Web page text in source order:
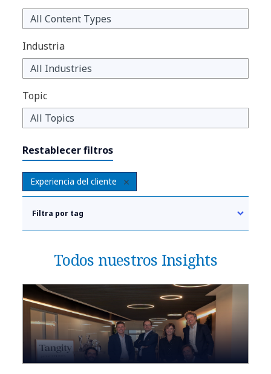
Industria
Topic
Restablecer filtros
Experiencia del cliente
Filtra por tag
Todos nuestros Insights